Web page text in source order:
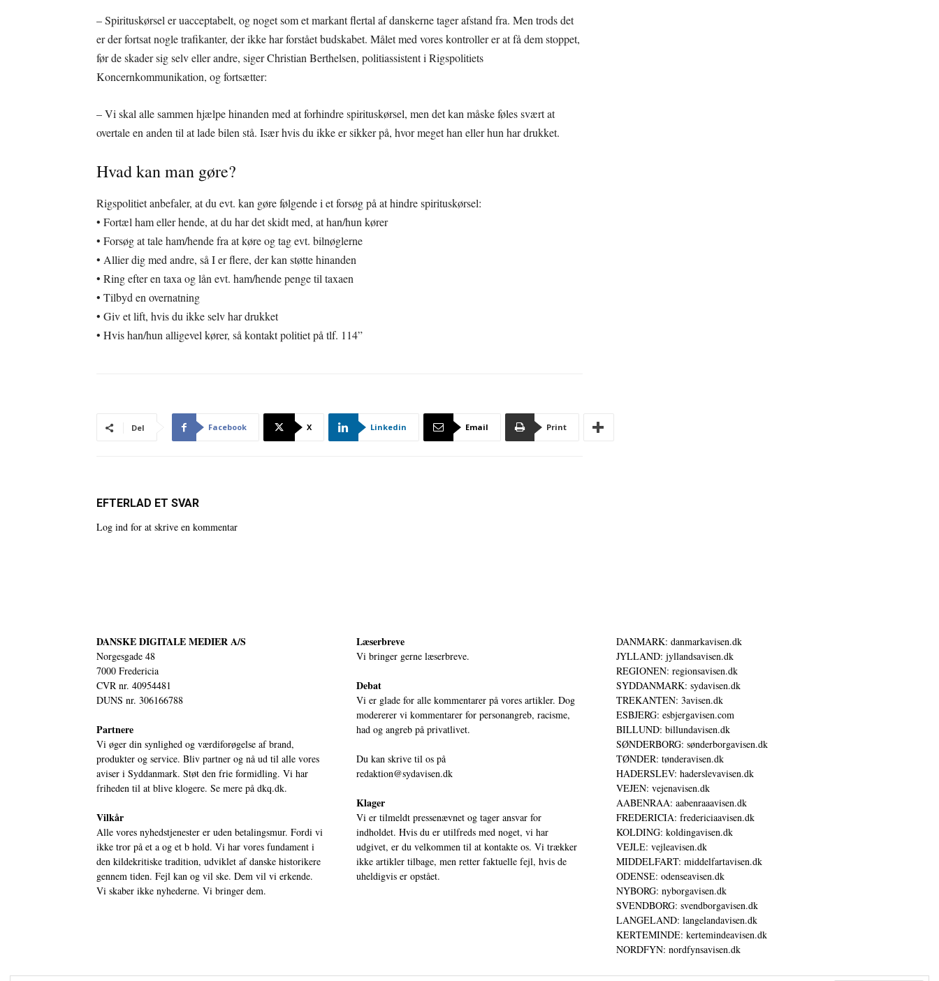
– Spirituskørsel er uacceptabelt, og noget som et markant flertal af danskerne tager afstand fra. Men trods det
er der fortsat nogle trafikanter, der ikke har forstået budskabet. Målet med vores kontroller er at få dem stoppet,
før de skader sig selv eller andre, siger Christian Berthelsen, politiassistent i Rigspolitiets
Koncernkommunikation, og fortsætter:
– Vi skal alle sammen hjælpe hinanden med at forhindre spirituskørsel, men det kan måske føles svært at
overtale en anden til at lade bilen stå. Især hvis du ikke er sikker på, hvor meget han eller hun har drukket.
Hvad kan man gøre?
Rigspolitiet anbefaler, at du evt. kan gøre følgende i et forsøg på at hindre spirituskørsel:
• Fortæl ham eller hende, at du har det skidt med, at han/hun kører
• Forsøg at tale ham/hende fra at køre og tag evt. bilnøglerne
• Allier dig med andre, så I er flere, der kan støtte hinanden
• Ring efter en taxa og lån evt. ham/hende penge til taxaen
• Tilbyd en overnatning
• Giv et lift, hvis du ikke selv har drukket
• Hvis han/hun alligevel kører, så kontakt politiet på tlf. 114”
Del Facebook X Linkedin Email Print
EFTERLAD ET SVAR
Log ind for at skrive en kommentar
DANSKE DIGITALE MEDIER A/S
Norgesgade 48
7000 Fredericia
CVR nr. 40954481
DUNS nr. 306166788
Partnere
Vi øger din synlighed og værdiforøgelse af brand,
produkter og service. Bliv partner og nå ud til alle vores
aviser i Syddanmark. Støt den frie formidling. Vi har
friheden til at blive klogere. Se mere på dkq.dk.
Vilkår
Alle vores nyhedstjenester er uden betalingsmur. Fordi vi
ikke tror på et a og et b hold. Vi har vores fundament i
den kildekritiske tradition, udviklet af danske historikere
gennem tiden. Fejl kan og vil ske. Dem vil vi erkende.
Vi skaber ikke nyhederne. Vi bringer dem.
Læserbreve
Vi bringer gerne læserbreve.
Debat
Vi er glade for alle kommentarer på vores artikler. Dog
modererer vi kommentarer for personangreb, racisme,
had og angreb på privatlivet.
Du kan skrive til os på
redaktion@sydavisen.dk
Klager
Vi er tilmeldt pressenævnet og tager ansvar for
indholdet. Hvis du er utilfreds med noget, vi har
udgivet, er du velkommen til at kontakte os. Vi trækker
ikke artikler tilbage, men retter faktuelle fejl, hvis de
uheldigvis er opstået.
DANMARK: danmarkavisen.dk
JYLLAND: jyllandsavisen.dk
REGIONEN: regionsavisen.dk
SYDDANMARK: sydavisen.dk
TREKANTEN: 3avisen.dk
ESBJERG: esbjergavisen.com
BILLUND: billundavisen.dk
SØNDERBORG: sønderborgavisen.dk
TØNDER: tønderavisen.dk
HADERSLEV: haderslevavisen.dk
VEJEN: vejenavisen.dk
AABENRAA: aabenraaavisen.dk
FREDERICIA: fredericiaavisen.dk
KOLDING: koldingavisen.dk
VEJLE: vejleavisen.dk
MIDDELFART: middelfartavisen.dk
ODENSE: odenseavisen.dk
NYBORG: nyborgavisen.dk
SVENDBORG: svendborgavisen.dk
LANGELAND: langelandavisen.dk
KERTEMINDE: kertemindeavisen.dk
NORDFYN: nordfynsavisen.dk